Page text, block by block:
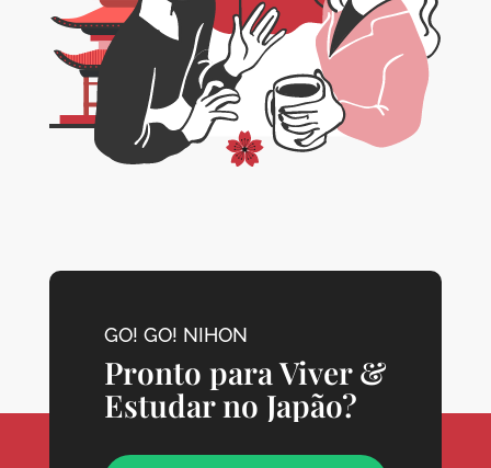
GO! GO! NIHON
Pronto para Viver &
Estudar no Japão?